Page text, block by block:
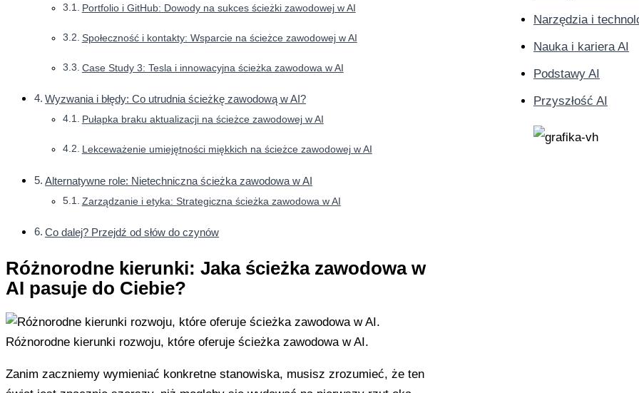
Portfolio i GitHub: Dowody na sukces ścieżki zawodowej w AI
Społeczność i kontakty: Wsparcie na ścieżce zawodowej w AI
Case Study 3: Tesla i innowacyjna ścieżka zawodowa w AI
Wyzwania i błędy: Co utrudnia ścieżkę zawodową w AI?
Pułapka braku aktualizacji na ścieżce zawodowej w AI
Lekceważenie umiejętności miękkich na ścieżce zawodowej w AI
Alternatywne role: Nietechniczna ścieżka zawodowa w AI
Zarządzanie i etyka: Strategiczna ścieżka zawodowa w AI
Co dalej? Przejdź od słów do czynów
Różnorodne kierunki: Jaka ścieżka zawodowa w
AI pasuje do Ciebie?
Różnorodne kierunki rozwoju, które oferuje ścieżka zawodowa w AI.
Zanim zaczniemy wymieniać konkretne stanowiska, musisz zrozumieć, że ten
Narzędzia i
Nauka i kariera AI
Podstawy AI
Przyszłość AI